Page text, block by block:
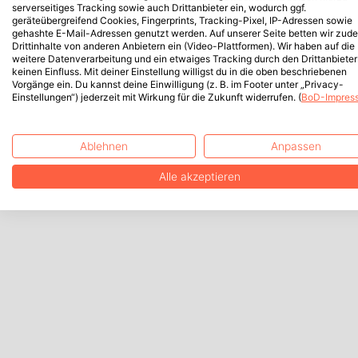
serverseitiges Tracking sowie auch Drittanbieter ein, wodurch ggf.
geräteübergreifend Cookies, Fingerprints, Tracking-Pixel, IP-Adressen sowie
gehashte E-Mail-Adressen genutzt werden. Auf unserer Seite betten wir
Drittinhalte von anderen Anbietern ein (Video-Plattformen). Wir haben auf die
weitere Datenverarbeitung und ein etwaiges Tracking durch den Drittanbieter
keinen Einfluss. Mit deiner Einstellung willigst du in die oben beschriebenen
Vorgänge ein. Du kannst deine Einwilligung (z. B. im Footer unter „Privacy-
Einstellungen“) jederzeit mit Wirkung für die Zukunft widerrufen. (BoD-
Ablehnen Anpassen
Alle akzeptieren